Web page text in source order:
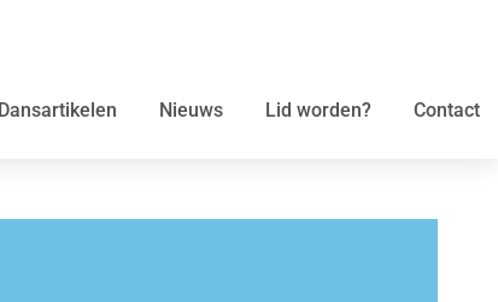
Dansartikelen Nieuws Lid worden? Contact